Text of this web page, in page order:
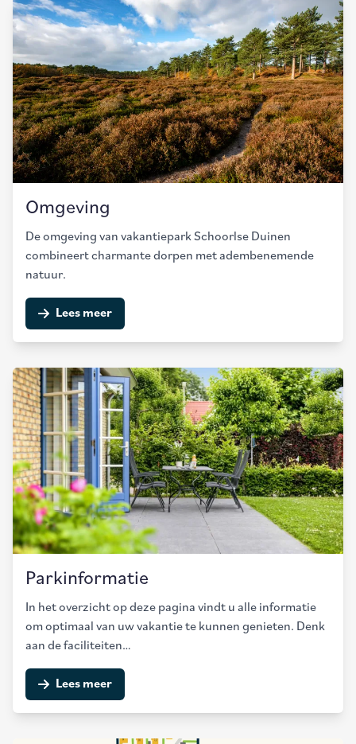
Omgeving
De omgeving van vakantiepark Schoorlse Duinen
combineert charmante dorpen met adembenemende
natuur.
Lees meer
Parkinformatie
In het overzicht op deze pagina vindt u alle informatie
om optimaal van uw vakantie te kunnen genieten. Denk
aan de faciliteiten…
Lees meer